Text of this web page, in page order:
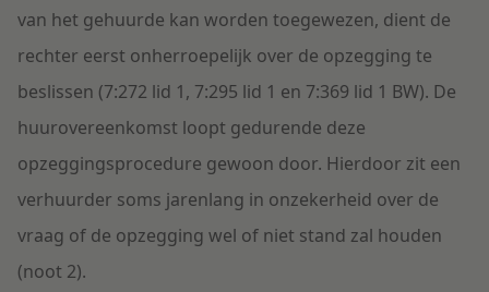
van het gehuurde kan worden toegewezen, dient de
rechter eerst onherroepelijk over de opzegging te
beslissen (7:272 lid 1, 7:295 lid 1 en 7:369 lid 1 BW). De
huurovereenkomst loopt gedurende deze
opzeggingsprocedure gewoon door. Hierdoor zit een
verhuurder soms jarenlang in onzekerheid over de
vraag of de opzegging wel of niet stand zal houden
(noot 2).